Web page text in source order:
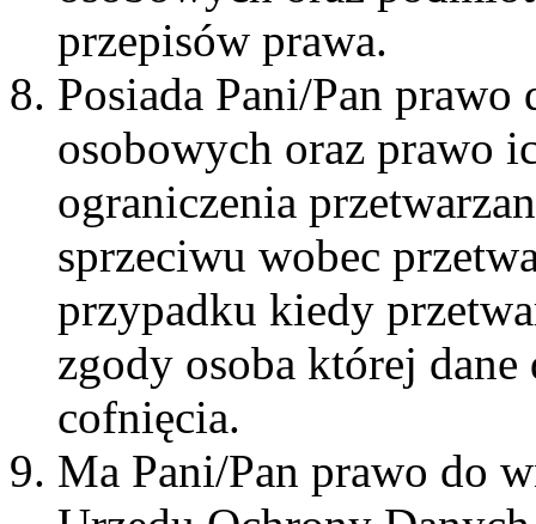
przepisów prawa.
Posiada Pani/Pan
osobowych oraz prawo
ograniczenia
sprzeciwu wobec
przypadku kiedy
zgody osoba której
cofnięcia.
Ma Pani/Pan prawo do